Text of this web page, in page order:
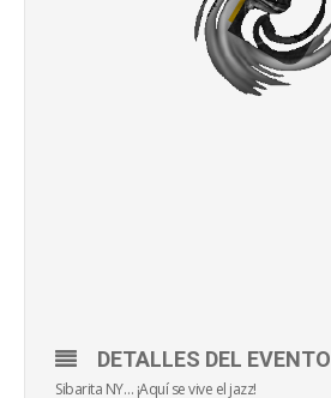
DETALLES DEL EVENTO
Sibarita NY… ¡Aquí se vive el jazz!